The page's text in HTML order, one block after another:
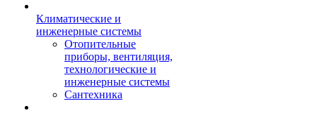
Климатические и
инженерные системы
Отопительные
приборы, вентиляция,
технологические и
инженерные системы
Сантехника